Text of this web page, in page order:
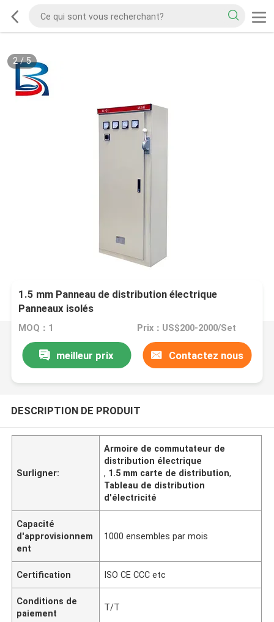
2/5
1.5 mm Panneau de distribution électrique
Panneaux isolés
MOQ：1 Prix：US$200-2000/Set
meilleur prix Contactez nous
DESCRIPTION DE PRODUIT
Surligner:
Armoire de commutateur de
distribution électrique
, 1.5 mm carte de distribution,
Tableau de distribution
d'électricité
Capacité
d'approvisionnem
ent
1000 ensembles par mois
Certification ISO CE CCC etc
Conditions de
paiement
T/T